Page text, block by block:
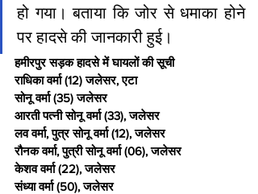
हो गया। बताया कि जोर से धमाका होने
पर हादसे की जानकारी हुई।
हमीरपुर सड़क हादसे में घायलों की सूची
राधिका वर्मा (12) जलेसर, एटा
सोनू वर्मा (35) जलेसर
आरती पत्नी सोनू वर्मा (33), जलेसर
लव वर्मा, पुत्र सोनू वर्मा (12), जलेसर
रौनक वर्मा, पुत्री सोनू वर्मा (06), जलेसर
केशव वर्मा (22), जलेसर
संध्या वर्मा (50), जलेसर